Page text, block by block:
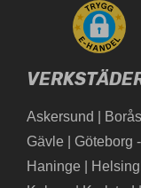
Askersund Borås
Gävle
Göteborg
Haninge